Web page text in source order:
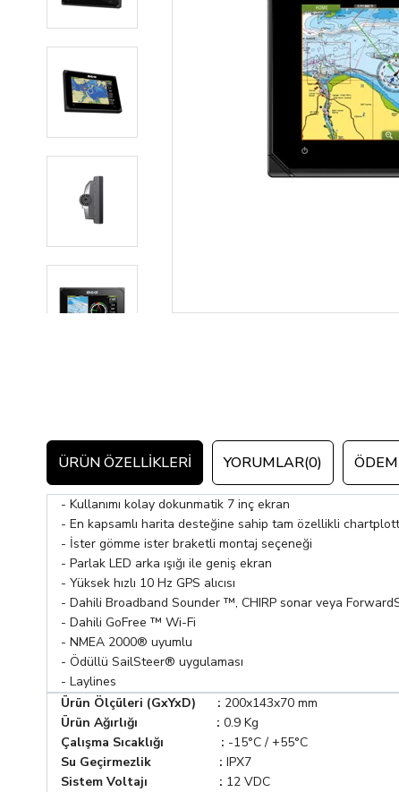
ÜRÜN ÖZELLIKLERI YORUMLAR(0)
- Kullanımı kolay dokunmatik 7 inç ekran
- En kapsamlı harita desteğine sahip tam özellikli
- İster gömme ister braketli montaj seçeneği
- Parlak LED arka ışığı ile geniş ekran
- Yüksek hızlı 10 Hz GPS alıcısı
- Dahili Broadband Sounder ™, CHIRP sonar veya
- Dahili GoFree ™ Wi-Fi
- NMEA 2000® uyumlu
- Ödüllü SailSteer® uygulaması
- Laylines
Ürün Ölçüleri (GxYxD)
: 200x143x70 mm
Ürün Ağırlığı
: 0.9 Kg
Çalışma Sıcaklığı
: -15°C / +55°C
Su Geçirmezlik
: IPX7
Sistem Voltajı
: 12 VDC